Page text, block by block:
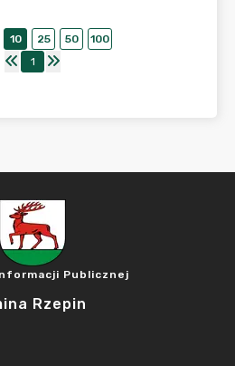
10 25 50
100
1
Publicznej
Rzepin